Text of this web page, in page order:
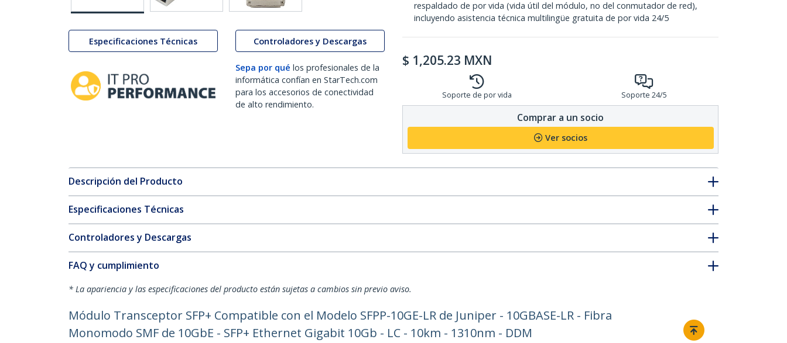
Especificaciones Técnicas Controladores y Descargas
Sepa por qué los profesionales de la
informática confían en StarTech.com
para los accesorios de conectividad
de alto rendimiento.
respaldado de por vida (vida útil del módulo, no del conmutador de red),
incluyendo asistencia técnica multilingüe gratuita de por vida 24/5
$ 1,205.23 MXN
Soporte de por vida Soporte 24/5
Comprar a un socio
Ver socios
Descripción del Producto
Especificaciones Técnicas
Controladores y Descargas
FAQ y cumplimiento
* La apariencia y las especificaciones del producto están sujetas a cambios sin previo aviso.
Módulo Transceptor SFP+ Compatible con el Modelo SFPP-10GE-LR de Juniper - 10GBASE-LR - Fibra
Monomodo SMF de 10GbE - SFP+ Ethernet Gigabit 10Gb - LC - 10km - 1310nm - DDM